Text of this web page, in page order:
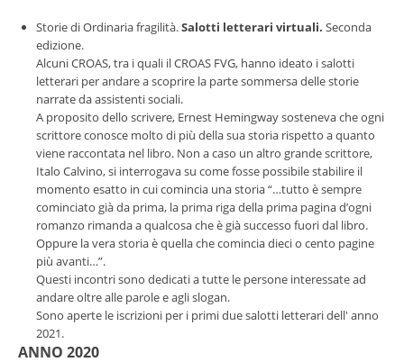
Storie di Ordinaria fragilità.Salotti letterari virtuali. Seconda
edizione.
Alcuni CROAS, tra i quali il CROAS FVG, hanno ideato i salotti
letterari per andare a scoprire la parte sommersa delle storie
narrate da assistenti sociali.
A proposito dello scrivere, Ernest Hemingway sosteneva che ogni
scrittore conosce molto di più della sua storia rispetto a quanto
viene raccontata nel libro. Non a caso un altro grande scrittore,
Italo Calvino, si interrogava su come fosse possibile stabilire il
momento esatto in cui comincia una storia “…tutto è sempre
cominciato già da prima, la prima riga della prima pagina d’ogni
romanzo rimanda a qualcosa che è già successo fuori dal libro.
Oppure la vera storia è quella che comincia dieci o cento pagine
più avanti…”.
Questi incontri sono dedicati a tutte le persone interessate ad
andare oltre alle parole e agli slogan.
Sono aperte le iscrizioni per i primi due salotti letterari dell' anno
2021.
ANNO 2020